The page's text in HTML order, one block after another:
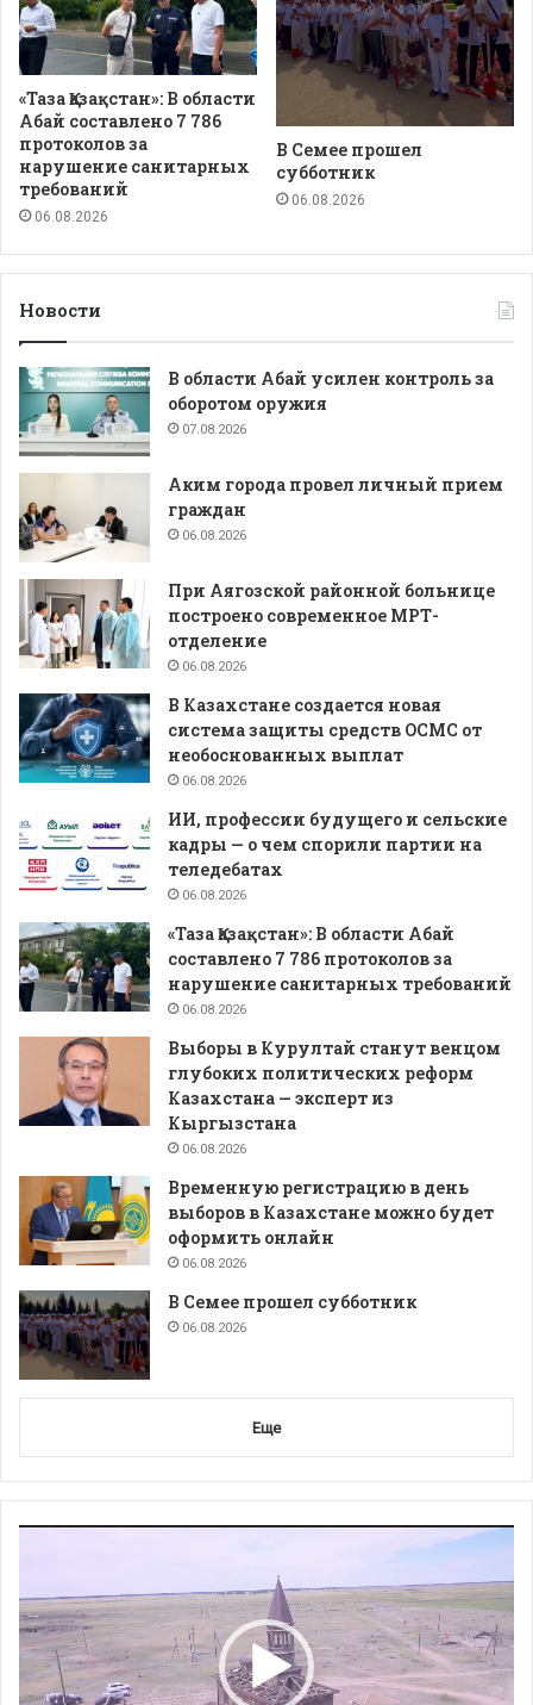
«Таза Қазақстан»: В области
Абай составлено 7 786
протоколов за
нарушение санитарных
требований
06.08.2026
В Семее прошел
субботник
06.08.2026
Новости
В области Абай усилен контроль за
оборотом оружия
07.08.2026
Аким города провел личный прием
граждан
06.08.2026
При Аягозской районной больнице
построено современное МРТ-
отделение
06.08.2026
В Казахстане создается новая
система защиты средств ОСМС от
необоснованных выплат
06.08.2026
ИИ, профессии будущего и сельские
кадры — о чем спорили партии на
теледебатах
06.08.2026
«Таза Қазақстан»: В области Абай
составлено 7 786 протоколов за
нарушение санитарных требований
06.08.2026
Выборы в Курултай станут венцом
глубоких политических реформ
Казахстана — эксперт из
Кыргызстана
06.08.2026
Временную регистрацию в день
выборов в Казахстане можно будет
оформить онлайн
06.08.2026
В Семее прошел субботник
06.08.2026
Еще